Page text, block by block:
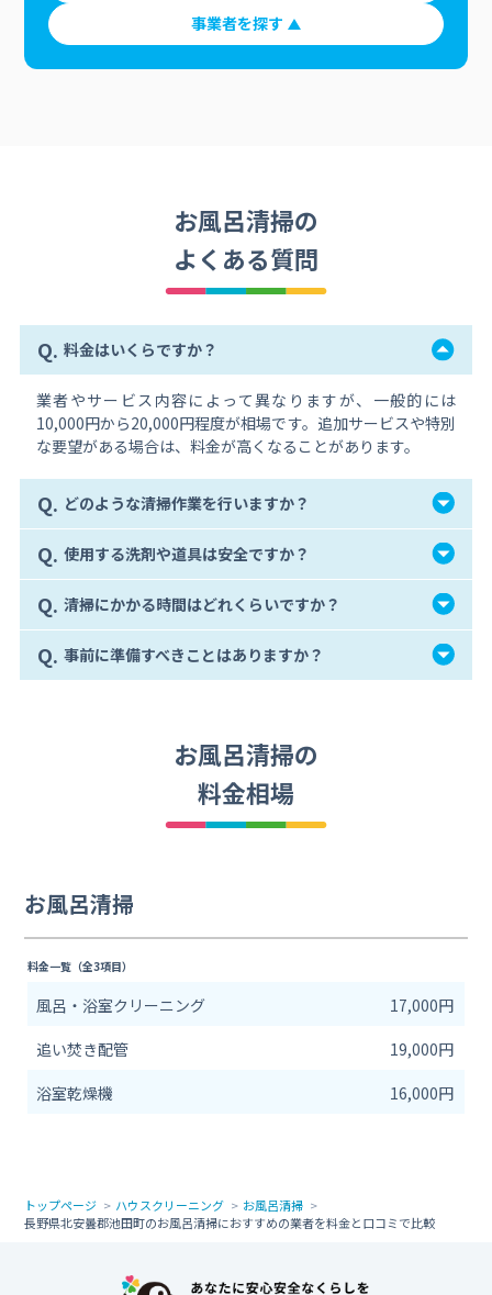
事業者を探す
お風呂清掃の
よくある質問
Q. 料金はいくらですか？
業者やサービス内容によって異なりますが、一般的には
10,000円から20,000円程度が相場です。追加サービスや特別
な要望がある場合は、料金が高くなることがあります。
Q. どのような清掃作業を行いますか？
Q. 使用する洗剤や道具は安全ですか？
Q. 清掃にかかる時間はどれくらいですか？
Q. 事前に準備すべきことはありますか？
お風呂清掃の
料金相場
お風呂清掃
料金一覧（全3項目）
風呂・浴室クリーニング
17,000円
追い焚き配管
19,000円
浴室乾燥機
16,000円
トップページ ハウスクリーニング
お風呂清掃
長野県北安曇郡池田町のお風呂清掃におすすめの業者を料金と口コミで比較